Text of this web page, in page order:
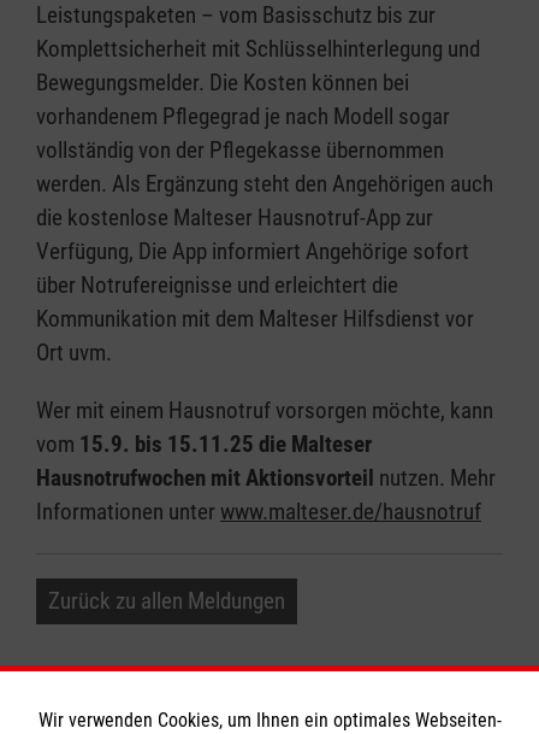
Leistungspaketen – vom Basisschutz bis zur
Komplettsicherheit mit Schlüsselhinterlegung und
Bewegungsmelder. Die Kosten können bei
vorhandenem Pflegegrad je nach Modell sogar
vollständig von der Pflegekasse übernommen
werden. Als Ergänzung steht den Angehörigen auch
die kostenlose Malteser Hausnotruf-App zur
Verfügung, Die App informiert Angehörige sofort
über Notrufereignisse und erleichtert die
Kommunikation mit dem Malteser Hilfsdienst vor
Ort uvm.
Wer mit einem Hausnotruf vorsorgen möchte, kann
vom 15.9. bis 15.11.25 die Malteser
Hausnotrufwochen mit Aktionsvorteil nutzen. Mehr
Informationen unter www.malteser.de/hausnotruf
Zurück zu allen Meldungen
Wir verwenden Cookies, um Ihnen ein optimales Webseiten-